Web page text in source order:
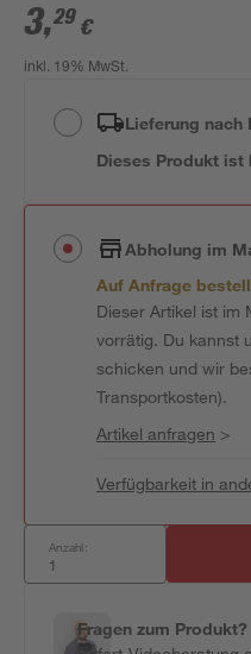
3,29 €
inkl. 19% MwSt.
Lieferung nach
Dieses Produkt ist
Abholung im
Auf Anfrage
Dieser Artikel ist im
vorrätig. Du kannst
schicken und wir
Transportkosten).
Artikel anfragen >
Verfügbarkeit in
Anzahl:
Fragen zum Produkt?